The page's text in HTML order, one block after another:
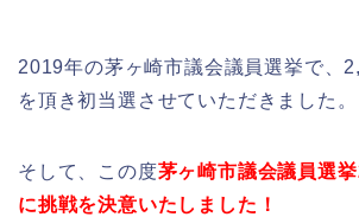
2019年の茅ヶ崎市議会議員選挙で、
を頂き初当選させていただきました。
そして、この度茅ヶ崎市議会議員選
に挑戦を決意いたしました！